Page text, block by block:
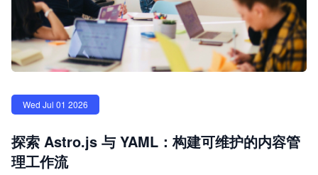
Wed Jul 01 2026
探索 Astro.js 与 YAML：构建可维护的内容管
理工作流